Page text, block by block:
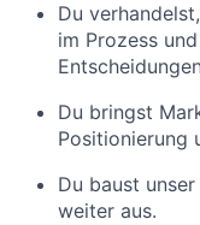
Du
im Prozess
Du bringst
Positionierung
Du baust
weiter aus.